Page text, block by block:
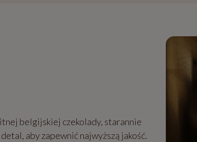
belgijskiej czekolady, starannie
aby zapewnić najwyższą jakość.